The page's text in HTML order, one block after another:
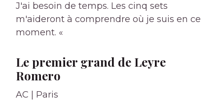
J'ai besoin de temps. Les cinq sets
m'aideront à comprendre où je suis en ce
moment. «
Le premier grand de Leyre
Romero
AC | Paris